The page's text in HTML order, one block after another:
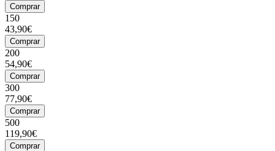
Comprar
150
43,90€
Comprar
200
54,90€
Comprar
300
77,90€
Comprar
500
119,90€
Comprar